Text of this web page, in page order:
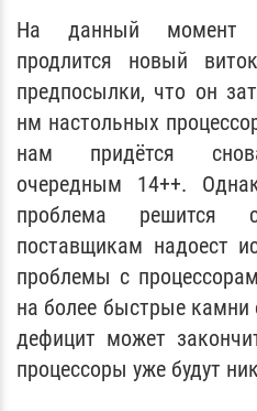
На данный момент
продлится новый
предпосылки, что он
нм настольных
нам придётся
очередным 14++.
проблема решится
поставщикам надоест
проблемы с
на более быстрые камни
дефицит может
процессоры уже будут